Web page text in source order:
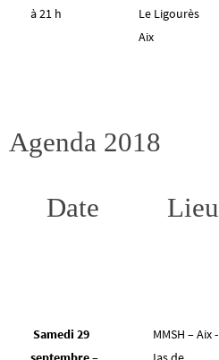
à 21 h
Le Ligourès
Aix
Agenda 2018
Date Lieu
Samedi 29
MMSH – Aix -